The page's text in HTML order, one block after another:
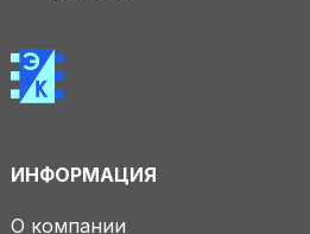
ИНФОРМАЦИЯ
О компании